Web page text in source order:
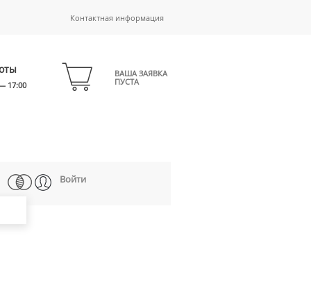
Контактная информация
17:00
ВАША ЗАЯВКА
ПУСТА
Войти